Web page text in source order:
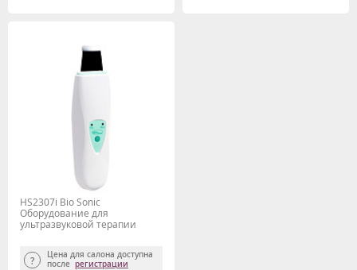
HS2307i Bio Sonic
Оборудование для
ультразвуковой терапии
Цена для салона доступна
после регистрации